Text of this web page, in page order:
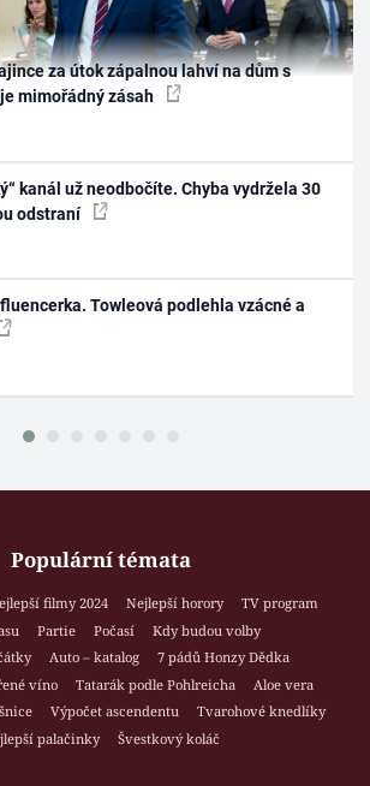
za útok zápalnou lahví na dům s
mimořádný zásah
kanál už neodbočíte. Chyba vydržela 30
odstraní
Towleová podlehla vzácné a
Populární témata
filmy 2024 Nejlepší horory
TV program
Partie Počasí
Kdy budou volby
Auto – katalog
7 pádů Honzy Dědka
víno Tatarák podle Pohlreicha
Aloe vera
Výpočet ascendentu
Tvarohové knedlíky
palačinky
Švestkový koláč